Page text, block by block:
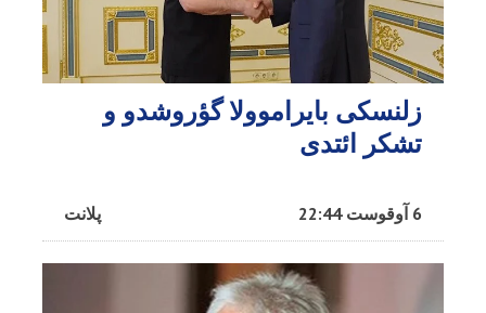
زلنسکی بایراموولا گؤروشدو و
تشکر ائتدی
پلانت 6 آوقوست 22:44